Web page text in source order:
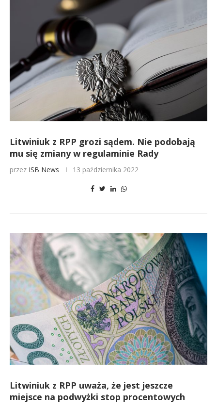
Litwiniuk z RPP grozi sądem. Nie podobają
mu się zmiany w regulaminie Rady
przez ISB News 13 października 2022
Litwiniuk z RPP uważa, że jest jeszcze
miejsce na podwyżki stop procentowych